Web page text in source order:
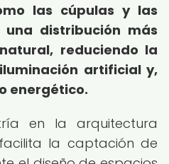
las cúpulas y las
distribución más
reduciendo la
artificial y,
energético.
en la arquitectura
la captación de